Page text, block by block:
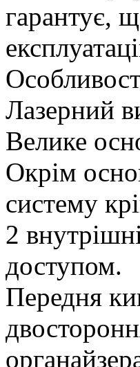
гарантує,
Лазерний
Велике
Окрім
систему
2
доступом.
Передня